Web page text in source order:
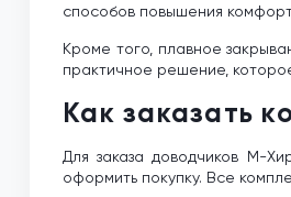
способов повышения
Кроме того, плавное
практичное решение,
Как заказать
Для заказа доводчиков М-
оформить покупку. Все